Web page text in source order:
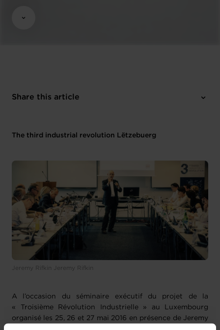
Share this article
The third industrial revolution Lëtzebuerg
Jeremy Rifkin Jeremy Rifkin
A l’occasion du séminaire exécutif du projet de la
« Troisième Révolution Industrielle » au Luxembourg
organisé les 25, 26 et 27 mai 2016 en présence de Jeremy